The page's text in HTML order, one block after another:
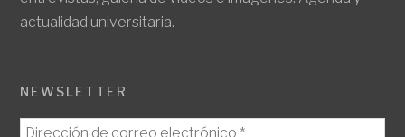
actualidad universitaria.
NEWSLETTER